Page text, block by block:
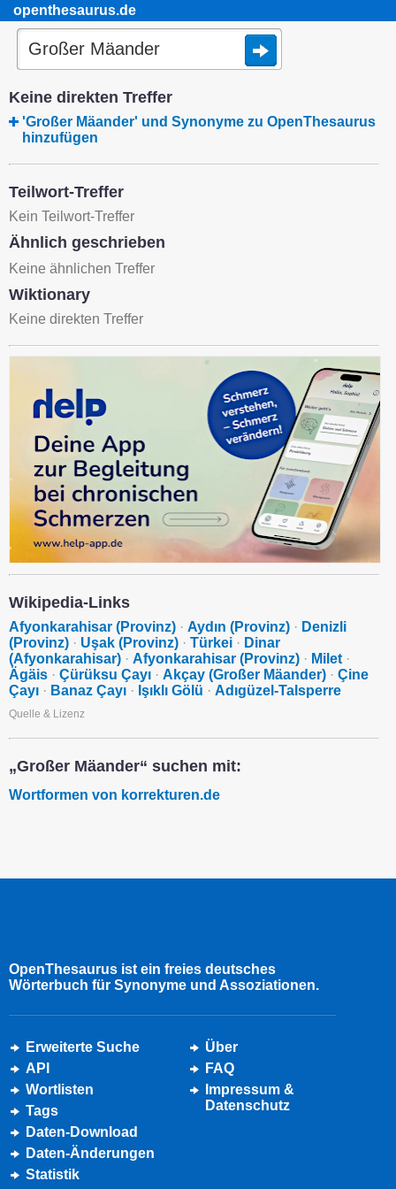
openthesaurus.de
Keine direkten Treffer
'Großer Mäander' und Synonyme zu OpenThesaurus
hinzufügen
Teilwort-Treffer
Kein Teilwort-Treffer
Ähnlich geschrieben
Keine ähnlichen Treffer
Wiktionary
Keine direkten Treffer
Wikipedia-Links
Afyonkarahisar (Provinz) · Aydın (Provinz) · Denizli
(Provinz) · Uşak (Provinz) · Türkei · Dinar
(Afyonkarahisar) · Afyonkarahisar (Provinz) · Milet ·
Ägäis · Çürüksu Çayı · Akçay (Großer Mäander) · Çine
Çayı · Banaz Çayı · Işıklı Gölü · Adıgüzel-Talsperre
Quelle & Lizenz
„Großer Mäander“ suchen mit:
Wortformen von korrekturen.de
OpenThesaurus ist ein freies deutsches
Wörterbuch für Synonyme und Assoziationen.
Erweiterte Suche
API
Wortlisten
Tags
Daten-Download
Daten-Änderungen
Statistik
Über
FAQ
Impressum &
Datenschutz